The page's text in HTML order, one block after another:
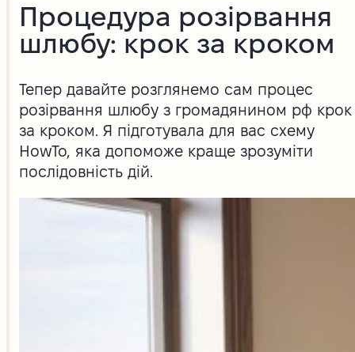
Процедура розірвання
шлюбу: крок за кроком
Тепер давайте розглянемо сам процес
розірвання шлюбу з громадянином рф крок
за кроком. Я підготувала для вас схему
HowTo, яка допоможе краще зрозуміти
послідовність дій.